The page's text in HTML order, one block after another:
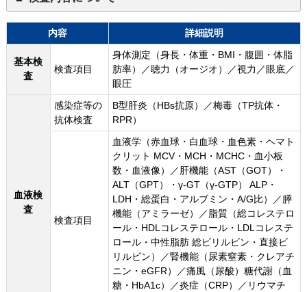
内容 詳細説明
基本検
査
検査項目
身体測定（身長・体重・BMI・腹囲・体脂
肪率）／聴力（オージオ）／視力／眼底／
眼圧
血液検
査
感染症等の
抗体検査
B型肝炎（HBs抗原）／梅毒（TP抗体・
RPR）
検査項目
血液学（赤血球・白血球・血色素・ヘマト
クリット MCV・MCH・MCHC・血小板
数・血液像）／肝機能（AST（GOT）・
ALT（GPT）・γ-GT（γ-GTP） ALP・
LDH・総蛋白・アルブミン・A/G比）／膵
機能（アミラーゼ）／脂質（総コレステロ
ール・HDLコレステロール・LDLコレステ
ロール・中性脂肪 総ビリルビン・直接ビ
リルビン）／腎機能（尿素窒素・クレアチ
ニン・eGFR）／痛風（尿酸）糖代謝（血
糖・HbA1c）／炎症（CRP）／リウマチ